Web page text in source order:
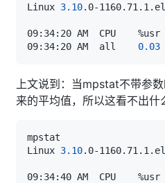
Linux 3.10.0-
09:34:20 AM  all 0.03
上文说到：当mpstat不带参
来的平均值，所以这看不出什
Linux 3.10.0-